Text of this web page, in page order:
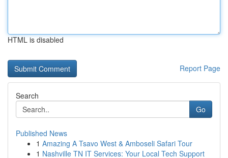
HTML is disabled
Report Page
Search
Go
Published News
1 Amazing A Tsavo West & Amboseli Safari Tour
1 Nashville TN IT Services: Your Local Tech Support